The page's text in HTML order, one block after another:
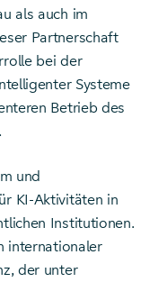
als auch im
Partnerschaft
bei der
Systeme
Betrieb des
und
KI-Aktivitäten in
Institutionen.
internationaler
der unter